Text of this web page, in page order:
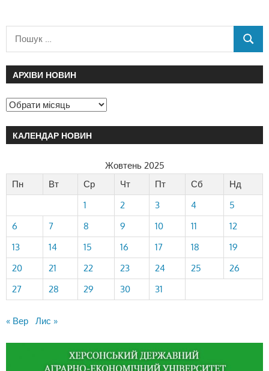
АРХІВИ НОВИН
КАЛЕНДАР НОВИН
Жовтень 2025
Пн
Вт Ср Чт Пт Сб
Нд
1
2 3 4
5
6
7 8 9 10 11
12
13
14 15 16 17 18
19
20
21 22 23 24 25
26
27
28 29 30 31
« Вер Лис »